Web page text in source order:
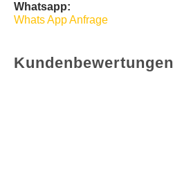
Whatsapp:
Whats App Anfrage
Kundenbewertungen